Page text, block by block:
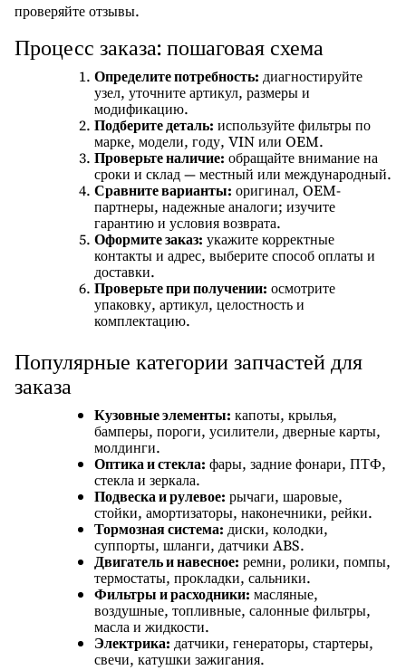
проверяйте отзывы.
Процесс заказа: пошаговая схема
Определите потребность: диагностируйте
узел, уточните артикул, размеры и
модификацию.
Подберите деталь: используйте фильтры по
марке, модели, году, VIN или OEM.
Проверьте наличие: обращайте внимание на
сроки и склад — местный или международный.
Сравните варианты: оригинал, OEM-
партнеры, надежные аналоги; изучите
гарантию и условия возврата.
Оформите заказ: укажите корректные
контакты и адрес, выберите способ оплаты и
доставки.
Проверьте при получении: осмотрите
упаковку, артикул, целостность и
комплектацию.
Популярные категории запчастей для
заказа
Кузовные элементы: капоты, крылья,
бамперы, пороги, усилители, дверные карты,
молдинги.
Оптика и стекла: фары, задние фонари, ПТФ,
стекла и зеркала.
Подвеска и рулевое: рычаги, шаровые,
стойки, амортизаторы, наконечники, рейки.
Тормозная система: диски, колодки,
суппорты, шланги, датчики ABS.
Двигатель и навесное: ремни, ролики, помпы,
термостаты, прокладки, сальники.
Фильтры и расходники: масляные,
воздушные, топливные, салонные фильтры,
масла и жидкости.
Электрика: датчики, генераторы, стартеры,
свечи, катушки зажигания.